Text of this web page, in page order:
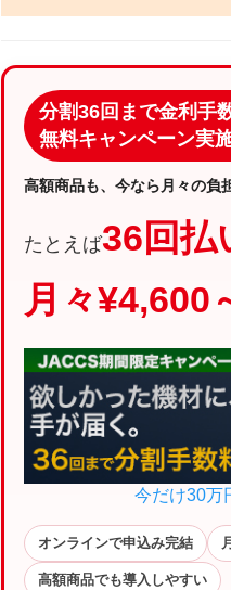
分割36回まで金利手
無料キャンペーン実
高額商品も、今なら月々の負
たとえば36回払
月々¥4,600
今だけ30万
オンラインで申込み完結
高額商品でも導入しやすい